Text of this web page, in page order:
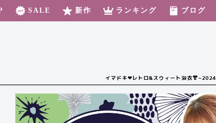
SALE 新作 ランキング ブログ
イマドキ❤︎レトロ&スウィート浴衣